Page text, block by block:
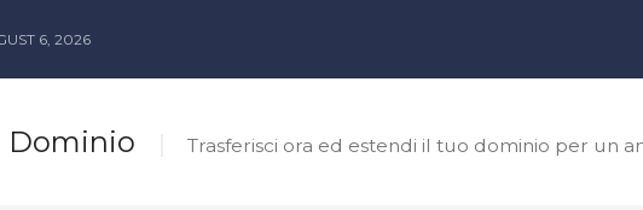
6, 2026
Dominio Trasferisci ora ed estendi il tuo dominio per un